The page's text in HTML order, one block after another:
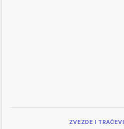
ZVEZDE I TRAČEVI